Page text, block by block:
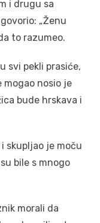
i drugu sa
„Ženu
to razumeo.
svi pekli prasiće,
mogao nosio je
bude hrskava i
skupljao je moču
bile s mnogo
morali da